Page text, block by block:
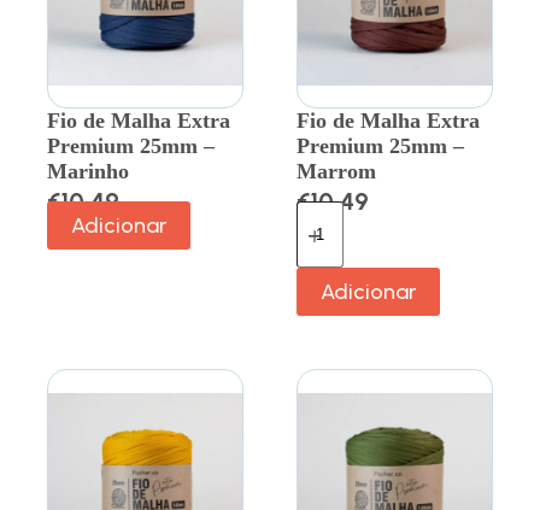
Fio de Malha Extra
Premium 25mm –
Marinho
€10.49
Adicionar
Fio de Malha Extra
Premium 25mm –
Marrom
€10.49
Adicionar